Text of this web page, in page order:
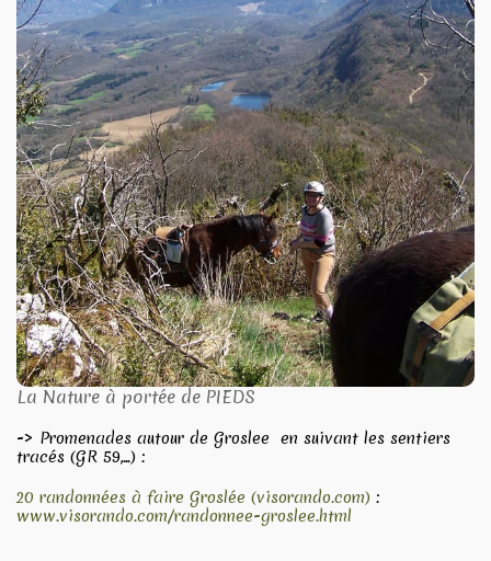
La Nature à portée de PIEDS
-> Promenades autour de Groslee en suivant les sentiers
tracés (GR 59,...) :
20 randonnées à faire Groslée (visorando.com) :
www.visorando.com/randonnee-groslee.html